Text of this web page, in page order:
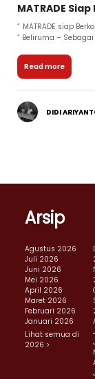
MATRADE
“ MATRADE siap
“ Beliruma –
Read more
DIDI
Arsip
Agustus 2026
Juli 2026
Juni 2026
Mei 2026
April 2026
Maret 2026
Februari 2026
Januari 2026
Lihat semua di
2026 >